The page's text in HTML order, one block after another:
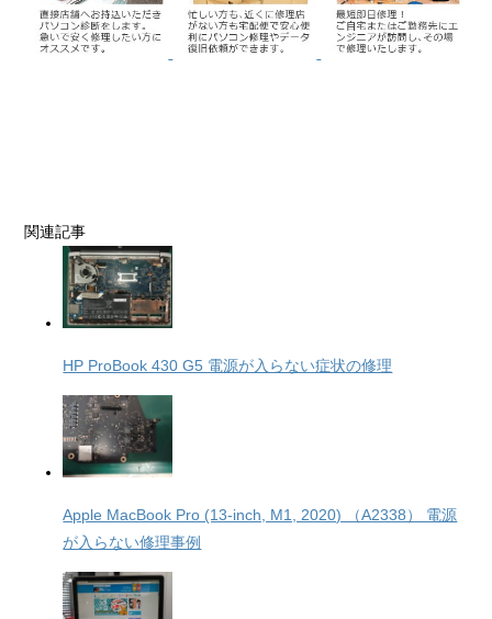
関連記事
HP ProBook 430 G5 電源が入らない症状の修理
Apple MacBook Pro (13-inch, M1, 2020) （A2338） 電源
が入らない修理事例